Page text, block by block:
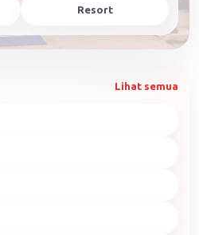
Resort
Lihat semua